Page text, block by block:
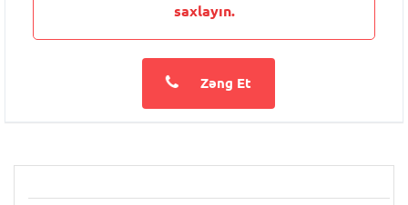
saxlayın.
Zəng Et